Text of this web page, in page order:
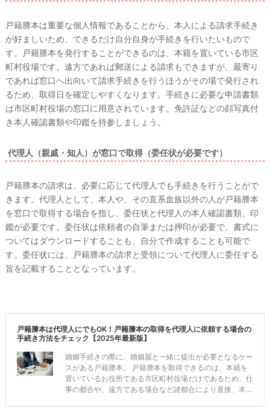
戸籍謄本は重要な個人情報であることから、本人による請求手続き
が好ましいため、できるだけ自分自身が手続きを行いたいもので
す。戸籍謄本を発行することができるのは、本籍を置いている市区
町村役場です。遠方であれば郵送による請求もできますが、最寄り
であれば窓口へ出向いて請求手続きを行うほうがその場で発行され
るため、取得日を確定しやすくなります。手続きに必要な申請書類
は市区町村役場の窓口に用意されています。 免許証などの顔写真付
き本人確認書類や印鑑を持参しましょう。
代理人（親戚・知人）が窓口で取得（委任状が必要です）
戸籍謄本の請求は、必要に応じて代理人でも手続きを行うことがで
きます。代理人として、本人や、その直系血族以外の人が戸籍謄本
を窓口で取得する場合を指し、 委任状と代理人の本人確認書類、印
鑑が必要です。 委任状は依頼者の自筆または押印が必要で、書式に
ついてはダウンロードすることも、自分で作成することも可能で
す。委任状には、戸籍謄本の請求と受領について代理人に委任する
旨を記載することとなっています。